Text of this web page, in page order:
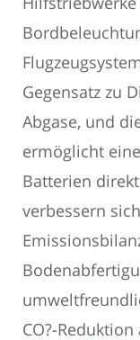
Gegensatz zu
Abgase, und
ermöglicht
Batterien
verbessern
CO?-